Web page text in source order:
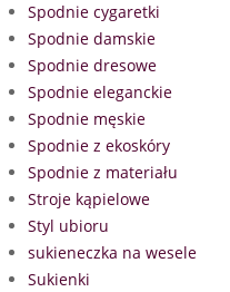
Spodnie cygaretki
Spodnie damskie
Spodnie dresowe
Spodnie eleganckie
Spodnie męskie
Spodnie z ekoskóry
Spodnie z materiału
Stroje kąpielowe
Styl ubioru
sukieneczka na wesele
Sukienki